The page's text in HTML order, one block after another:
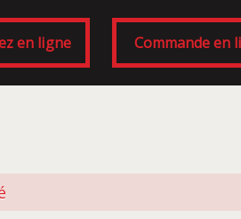
en ligne Commande en